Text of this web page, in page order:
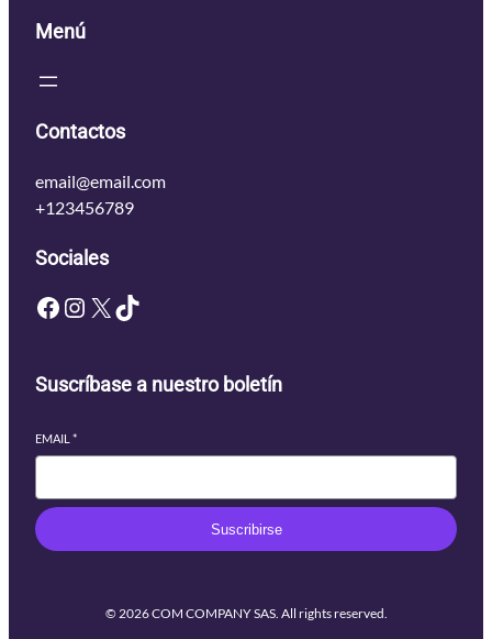
Menú
Contactos
email@email.com
+123456789
Sociales
Facebook Instagram X TikTok
Suscríbase a nuestro boletín
EMAIL *
Suscribirse
© 2026 COM COMPANY SAS. All rights reserved.